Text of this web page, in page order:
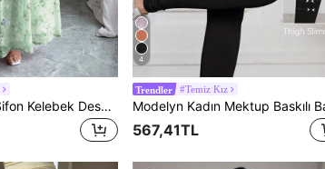
Modelyn Kadın Şifon Kelebek Desenli Yarasa Kollu Pileli Tatlı Fransız Tarzı Yazlık Elbise
4
Trendler #Temiz Kız
567,41TL